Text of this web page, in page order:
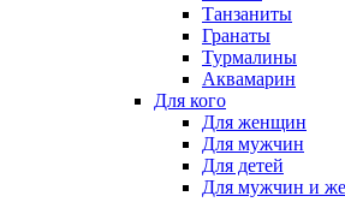
Танзаниты
Гранаты
Турмалины
Аквамарин
Для кого
Для женщин
Для мужчин
Для детей
Для мужчин и